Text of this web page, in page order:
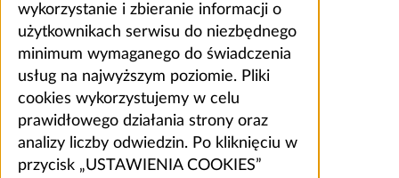
wykorzystanie i zbieranie informacji o
użytkownikach serwisu do niezbędnego
minimum wymaganego do świadczenia
usług na najwyższym poziomie. Pliki
cookies wykorzystujemy w celu
prawidłowego działania strony oraz
analizy liczby odwiedzin. Po kliknięciu w
przycisk „USTAWIENIA COOKIES”